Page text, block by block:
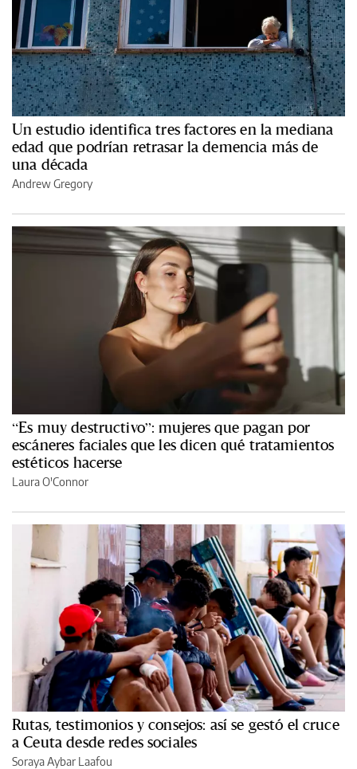
Un estudio identifica tres factores en la mediana
edad que podrían retrasar la demencia más de
una década
Andrew Gregory
“Es muy destructivo”: mujeres que pagan por
escáneres faciales que les dicen qué tratamientos
estéticos hacerse
Laura O'Connor
Rutas, testimonios y consejos: así se gestó el cruce
a Ceuta desde redes sociales
Soraya Aybar Laafou